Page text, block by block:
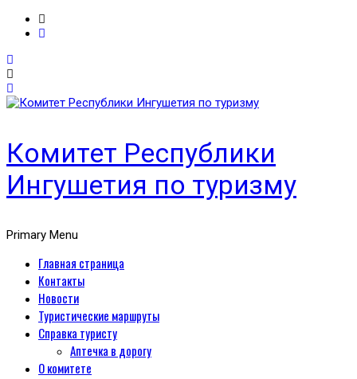
Комитет Республики
Ингушетия по туризму
Primary Menu
Главная страница
Контакты
Новости
Туристические маршруты
Справка туристу
Аптечка в дорогу
О комитете